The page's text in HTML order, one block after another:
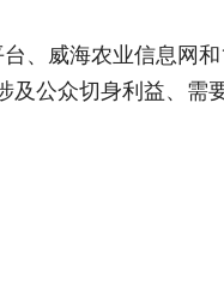
、威海农业信息网和
及公众切身利益、需